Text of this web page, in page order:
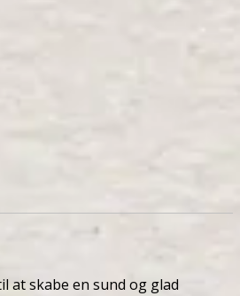
at skabe en sund og glad